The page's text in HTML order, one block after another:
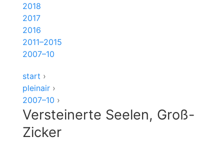
2018
2017
2016
2011–2015
2007–10
start ›
pleinair ›
2007–10 ›
Versteinerte Seelen, Groß-
Zicker